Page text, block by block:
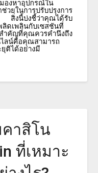
องหาอุปกรณ์ใน
วยในการปรับปรุงการ
สิ่งนี้บ่งชี้ว่าคุณได้รับ
ดเพลินกับเซสชันที่
ำคัญที่คุณควรคำนึงถึง
ลน์คือคุณสามารถ
ติได้อย่างมี
คาสิโน
ที่เหมาะ